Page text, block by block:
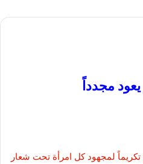
مجدداً